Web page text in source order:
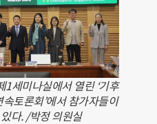
세미나실에서 열린 ‘기후
토론회’에서 참가자들이
다. /박정 의원실